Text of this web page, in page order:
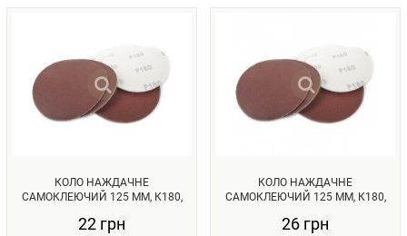
КОЛО НАЖДАЧНЕ
САМОКЛЕЮЧИЙ 125 ММ, К180,
22 грн
КОЛО НАЖДАЧНЕ
САМОКЛЕЮЧИЙ 125 ММ, К180,
26 грн